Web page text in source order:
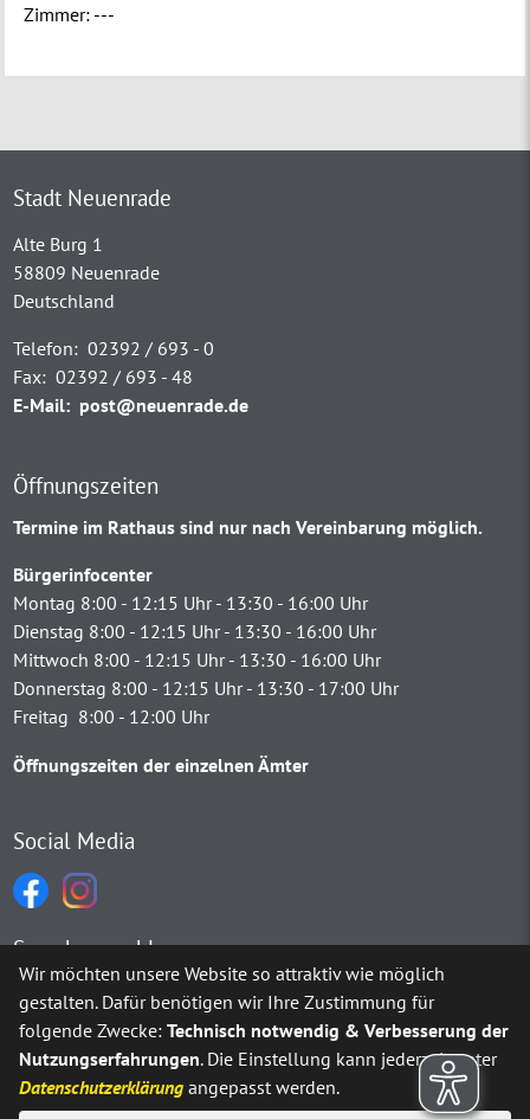
Zimmer: ---
Stadt Neuenrade
Alte Burg 1
58809 Neuenrade
Deutschland
Telefon: 02392 / 693 - 0
Fax: 02392 / 693 - 48
E-Mail: post@neuenrade.de
Öffnungszeiten
Termine im Rathaus sind nur nach Vereinbarung möglich.
Bürgerinfocenter
Montag 8:00 - 12:15 Uhr - 13:30 - 16:00 Uhr
Dienstag 8:00 - 12:15 Uhr - 13:30 - 16:00 Uhr
Mittwoch 8:00 - 12:15 Uhr - 13:30 - 16:00 Uhr
Donnerstag 8:00 - 12:15 Uhr - 13:30 - 17:00 Uhr
Freitag 8:00 - 12:00 Uhr
Öffnungszeiten der einzelnen Ämter
Social Media
Sprachauswahl
Möchten Sie vonGoogle Translate bereitgestellte externe
Ja Immer
Wir möchten unsere Website so attraktiv wie möglich
gestalten. Dafür benötigen wir Ihre Zustimmung für
folgende Zwecke:Technisch notwendig & Verbesserung der
Nutzungserfahrungen. Die Einstellung kann jederzeit unter
Datenschutzerklärung angepasst werden.